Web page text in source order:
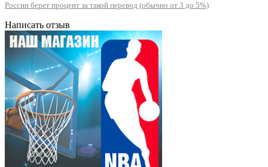
России берет процент за такой перевод (обычно от 3 до 5%).
Написать отзыв